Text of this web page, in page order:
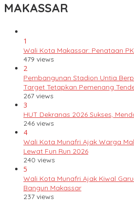
MAKASSAR
1
Wali Kota Makassar: Penataan
479 views
2
Pembangunan Stadion Untia
Target Tetapkan Pemenang
267 views
3
HUT Dekranas 2026 Sukses,
246 views
4
Wali Kota Munafri Ajak Warga
Lewat Fun Run 2026
240 views
5
Wali Kota Munafri Ajak Kiwal
Bangun Makassar
237 views